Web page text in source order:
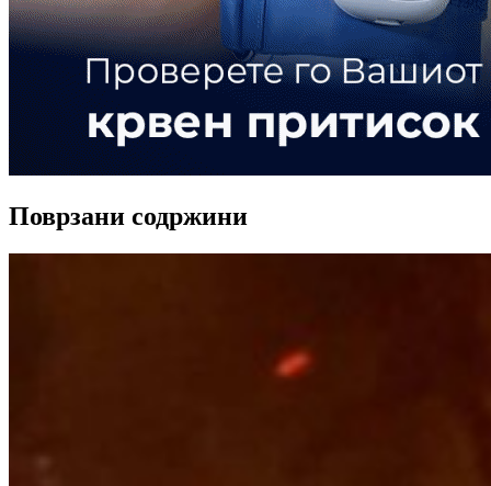
Поврзани содржини